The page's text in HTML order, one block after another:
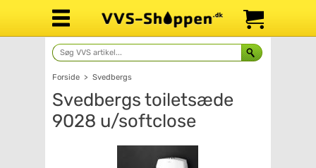
Forside > Svedbergs
Svedbergs toiletsæde
9028 u/softclose